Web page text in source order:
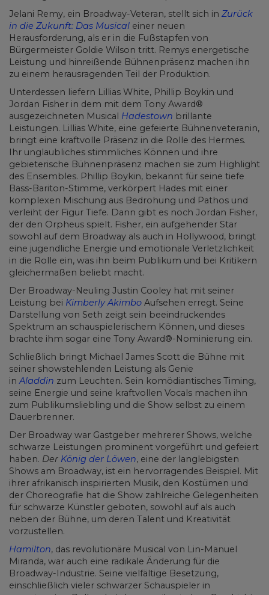
Jelani Remy, ein Broadway-Veteran, stellt sich in Zurück
in die Zukunft: Das Musical einer neuen
Herausforderung, als er in die Fußstapfen von
Bürgermeister Goldie Wilson tritt. Remys energetische
Leistung und hinreißende Bühnenpräsenz machen ihn
zu einem herausragenden Teil der Produktion.
Unterdessen liefern Lillias White, Phillip Boykin und
Jordan Fisher in dem mit dem Tony Award®
ausgezeichneten Musical Hadestown brillante
Leistungen. Lillias White, eine gefeierte Bühnenveteranin,
bringt eine kraftvolle Präsenz in die Rolle des Hermes.
Ihr unglaubliches stimmliches Können und ihre
gebieterische Bühnenpräsenz machen sie zum Highlight
des Ensembles. Phillip Boykin, bekannt für seine tiefe
Bass-Bariton-Stimme, verkörpert Hades mit einer
komplexen Mischung aus Bedrohung und Pathos und
verleiht der Figur Tiefe. Dann gibt es noch Jordan Fisher,
der den Orpheus spielt. Fisher, ein aufgehender Star
sowohl auf dem Broadway als auch in Hollywood, bringt
eine jugendliche Energie und emotionale Verletzlichkeit
in die Rolle ein, was ihn beim Publikum und bei Kritikern
gleichermaßen beliebt macht.
Der Broadway-Neuling Justin Cooley hat mit seiner
Leistung bei Kimberly Akimbo Aufsehen erregt. Seine
Darstellung von Seth zeigt sein beeindruckendes
Spektrum an schauspielerischem Können, und dieses
brachte ihm sogar eine Tony Award®-Nominierung ein.
Schließlich bringt Michael James Scott die Bühne mit
seiner showstehlenden Leistung als Genie
inAladdin zum Leuchten. Sein komödiantisches Timing,
seine Energie und seine kraftvollen Vocals machen ihn
zum Publikumsliebling und die Show selbst zu einem
Dauerbrenner.
Der Broadway war Gastgeber mehrerer Shows, welche
schwarze Leistungen prominent vorgeführt und gefeiert
haben. Der König der Löwen, eine der langlebigsten
Shows am Broadway, ist ein hervorragendes Beispiel. Mit
ihrer afrikanisch inspirierten Musik, den Kostümen und
der Choreografie hat die Show zahlreiche Gelegenheiten
für schwarze Künstler geboten, sowohl auf als auch
neben der Bühne, um deren Talent und Kreativität
vorzustellen.
Hamilton, das revolutionäre Musical von Lin-Manuel
Miranda, war auch eine radikale Änderung für die
Broadway-Industrie. Seine vielfältige Besetzung,
einschließlich vieler schwarzer Schauspieler in